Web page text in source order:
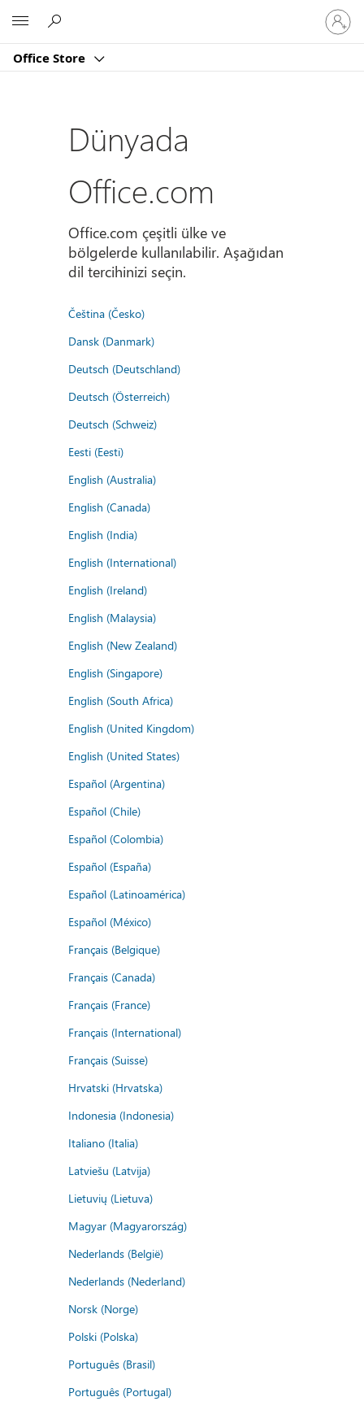
Office Store
oturum
açın
Dünyada
Office.com
Office.com çeşitli ülke ve
bölgelerde kullanılabilir. Aşağıdan
dil tercihinizi seçin.
Čeština (Česko)
Dansk (Danmark)
Deutsch (Deutschland)
Deutsch (Österreich)
Deutsch (Schweiz)
Eesti (Eesti)
English (Australia)
English (Canada)
English (India)
English (International)
English (Ireland)
English (Malaysia)
English (New Zealand)
English (Singapore)
English (South Africa)
English (United Kingdom)
English (United States)
Español (Argentina)
Español (Chile)
Español (Colombia)
Español (España)
Español (Latinoamérica)
Español (México)
Français (Belgique)
Français (Canada)
Français (France)
Français (International)
Français (Suisse)
Hrvatski (Hrvatska)
Indonesia (Indonesia)
Italiano (Italia)
Latviešu (Latvija)
Lietuvių (Lietuva)
Magyar (Magyarország)
Nederlands (België)
Nederlands (Nederland)
Norsk (Norge)
Polski (Polska)
Português (Brasil)
Português (Portugal)